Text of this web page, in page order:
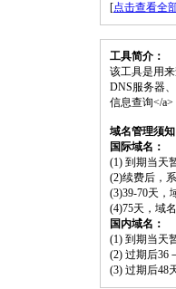
[点击查看全
工具简介：
该工具是用
DNS服务器
信息查询</
域名管理须知
国际域名：
(1) 到期当天
(2)续费后，
(3)39-70天，
(4)75天，域
国内域名：
(1) 到期当天
(2) 过期后36
(3) 过期后48